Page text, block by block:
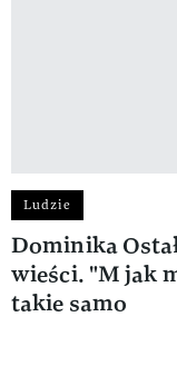
Ludzie
Dominika
wieści. "M jak
takie samo